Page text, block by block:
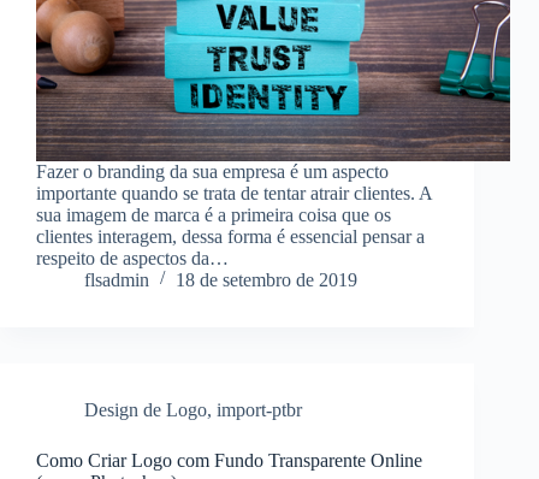
Fazer o branding da sua empresa é um aspecto
importante quando se trata de tentar atrair clientes. A
sua imagem de marca é a primeira coisa que os
clientes interagem, dessa forma é essencial pensar a
respeito de aspectos da…
flsadmin
18 de setembro de 2019
Design de Logo, import-ptbr
Como Criar Logo com Fundo Transparente Online